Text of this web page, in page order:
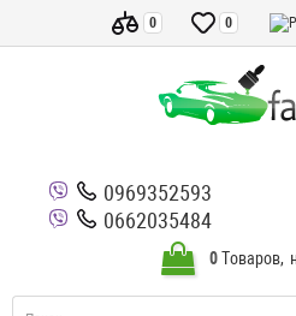
0
0
0969352593
0662035484
0Tоваров,